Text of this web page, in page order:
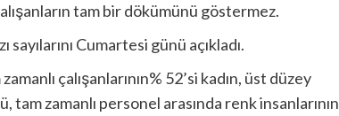
tam bir dökümünü göstermez.
Cumartesi günü açıkladı.
çalışanlarının% 52’si kadın, üst düzey
tam zamanlı personel arasında renk insanlarının